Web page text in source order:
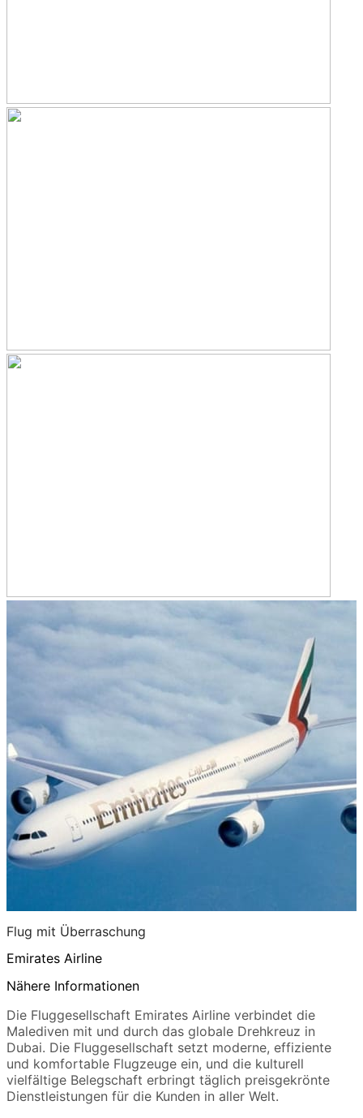
Flug mit Überraschung
Emirates Airline
Nähere Informationen
Die Fluggesellschaft Emirates Airline verbindet die
Malediven mit und durch das globale Drehkreuz in
Dubai. Die Fluggesellschaft setzt moderne, effiziente
und komfortable Flugzeuge ein, und die kulturell
vielfältige Belegschaft erbringt täglich preisgekrönte
Dienstleistungen für die Kunden in aller Welt.